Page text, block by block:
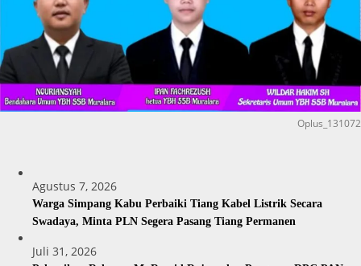
Oplus_131072
Agustus 7, 2026
Warga Simpang Kabu Perbaiki Tiang Kabel Listrik Secara
Swadaya, Minta PLN Segera Pasang Tiang Permanen
Juli 31, 2026